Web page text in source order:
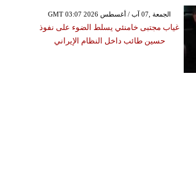
GMT 03:07 2026 الجمعة ,07 آب / أغسطس
غياب مجتبى خامنئي يسلط الضوء على نفوذ
حسين طائب داخل النظام الإيراني